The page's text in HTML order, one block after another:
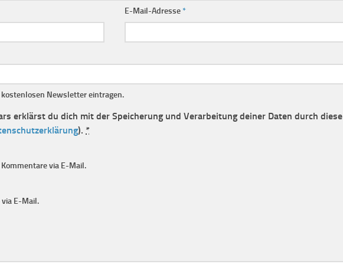
E-Mail-Adresse*
Newsletter eintragen.
erklärst du dich mit der Speicherung und Verarbeitung deiner Daten durch diese
). *
via E-Mail.
E-Mail.